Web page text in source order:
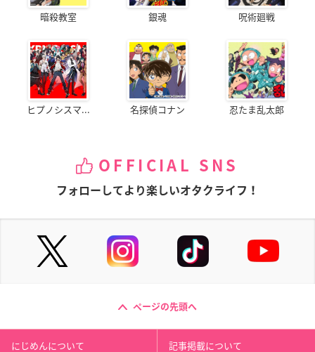
暗殺教室 銀魂 呪術廻戦
ヒプノシスマ... 名探偵コナン 忍たま乱太郎
OFFICIAL SNS
フォローしてより楽しいオタクライフ！
ページの先頭へ
にじめんについて 記事掲載について